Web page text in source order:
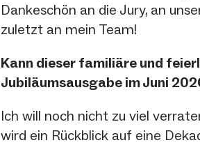
Dankeschön an die Jury, an
zuletzt an mein Team!
Kann dieser familiäre und
Jubiläumsausgabe im Juni
Ich will noch nicht zu viel
wird ein Rückblick auf eine